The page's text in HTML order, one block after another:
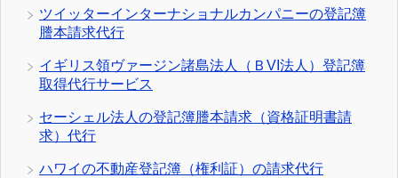
ツイッターインターナショナルカンパニーの登記簿
謄本請求代行
イギリス領ヴァージン諸島法人（ＢVI法人）登記簿
取得代行サービス
セーシェル法人の登記簿謄本請求（資格証明書請
求）代行
ハワイの不動産登記簿（権利証）の請求代行